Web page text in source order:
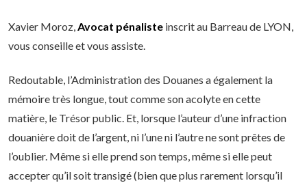
Xavier Moroz,Avocat pénaliste inscrit au Barreau de LYON,
vous conseille et vous assiste.
Redoutable, l’Administration des Douanes a également la
mémoire très longue, tout comme son acolyte en cette
matière, le Trésor public. Et, lorsque l’auteur d’une infraction
douanière doit de l’argent, ni l’une ni l’autre ne sont prêtes de
l’oublier. Même si elle prend son temps, même si elle peut
accepter qu’il soit transigé (bien que plus rarement lorsqu’il